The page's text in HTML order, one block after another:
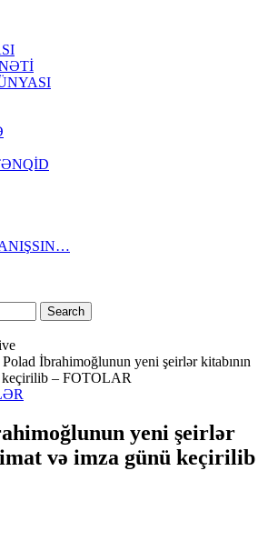
Polad İbrahimoğlunun yeni şeirlər kitabının
keçirilib – FOTOLAR
yeni şeirlər
və imza günü keçirilib